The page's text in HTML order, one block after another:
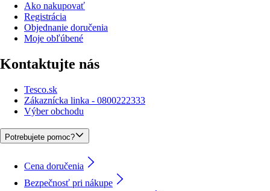
Ako nakupovať
Registrácia
Objednanie doručenia
Moje obľúbené
Kontaktujte nás
Tesco.sk
Zákaznícka linka - 0800222333
Výber obchodu
Potrebujete pomoc?
Cena doručenia
Bezpečnosť pri nákupe